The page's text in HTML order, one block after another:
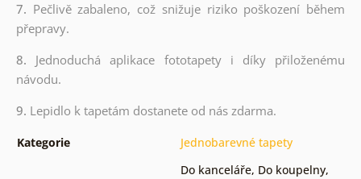
7. Pečlivě zabaleno, což snižuje riziko poškození během
přepravy.
8. Jednoduchá aplikace fototapety i díky přiloženému
návodu.
9. Lepidlo k tapetám dostanete od nás zdarma.
Kategorie Jednobarevné tapety
Do kanceláře, Do koupelny,